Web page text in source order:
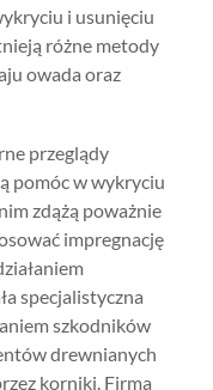
i usunięciu
różne metody
owada oraz
przeglądy
pomóc w wykryciu
zdążą poważnie
impregnację
specjalistyczna
szkodników
drewnianych
korniki. Firma